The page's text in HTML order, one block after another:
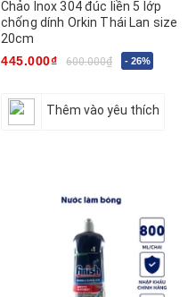
Chảo Inox 304 đúc liền 5 lớp
chống dính Orkin Thái Lan size
20cm
445.000₫
600.000₫ - 26%
Thêm vào yêu thích